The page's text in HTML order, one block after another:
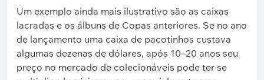
Um exemplo ainda mais ilustrativo são as caixas
lacradas e os álbuns de Copas anteriores. Se no ano
de lançamento uma caixa de pacotinhos custava
algumas dezenas de dólares, após 10–20 anos seu
preço no mercado de colecionáveis pode ter se